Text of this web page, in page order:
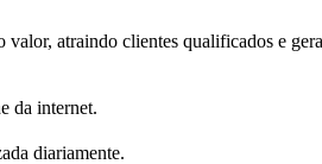
atraindo clientes qualificados e
da internet.
diariamente.